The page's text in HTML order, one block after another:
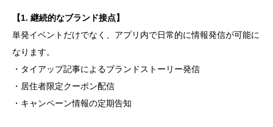
【1. 継続的なブランド接点】
単発イベントだけでなく、アプリ内で日常的に情報発信が可能に
なります。
・タイアップ記事によるブランドストーリー発信
・居住者限定クーポン配信
・キャンペーン情報の定期告知